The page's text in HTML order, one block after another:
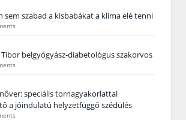
sem szabad a kisbabákat a klíma elé tenni
Tibor belgyógyász-diabetológus szakorvos
speciális tornagyakorlattal
a jóindulatú helyzetfüggő szédülés